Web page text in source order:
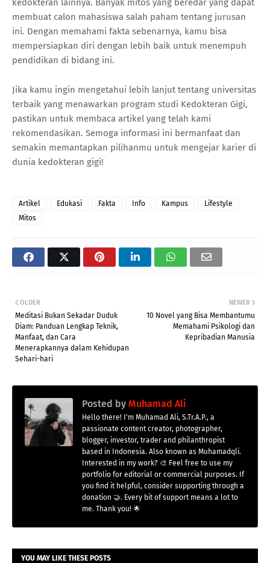
kedokteran lainnya. Banyak mitos yang beredar yang dapat
membuat calon mahasiswa salah paham tentang jurusan
ini. Dengan memahami fakta sebenarnya, kamu bisa
mempersiapkan diri dengan lebih baik untuk menempuh
pendidikan di bidang ini.
Jika kamu ingin mengetahui lebih lanjut tentang universitas
terbaik yang menawarkan program studi Kedokteran Gigi,
pastikan untuk membaca artikel yang telah kami
rekomendasikan. Semoga informasi ini bermanfaat dan
semakin memantapkan pilihanmu untuk mengejar karier di
dunia kedokteran gigi!
Artikel Edukasi Fakta Info Kampus
Lifestyle
Mitos
NEWER
10 Novel yang Bisa Membantumu
Memahami Psikologi dan
Kepribadian Manusia
OLDER
Meditasi Bukan Sekadar Duduk
Diam: Panduan Lengkap Teknik,
Manfaat, dan Cara
Menerapkannya dalam Kehidupan
Sehari-hari
Posted by Muhamad Ali
Hello there! I'm Muhamad Ali, S.Tr.A.P., a
passionate content creator, photographer,
blogger, investor, trader and philanthropist
based in Indonesia. Also known as Muhamadqli.
Interested in my work? 🎨 Feel free to use my
portfolio for editorial or commercial purposes. If
you find it helpful, consider supporting through a
donation 🤝. Every bit of support means a lot to
me. Thank you! 🌟
YOU MAY LIKE THESE POSTS